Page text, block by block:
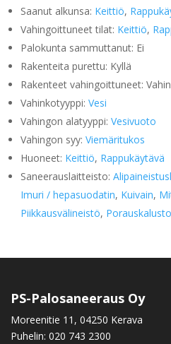
Saanut alkunsa: Keittiö,
Vahingoittuneet tilat: Keittiö,
Palokunta sammuttanut: Ei
Rakenteita purettu: Kyllä
Rakenteet vahingoittuneet:
Vahinkotyyppi: Vesi
Vahingon alatyyppi: Vesivuoto
Vahingon syy: Viemäritukos
Huoneet: Keittiö, Rappukäytävä
Saneerauslaitteisto:
Imuri / hepasuodatin, Kuivain,
Piikkausvälineistö, Porauskalusto
PS-Palosaneeraus Oy
Moreenitie 11, 04250 Kerava
Puhelin: 020 743 2300